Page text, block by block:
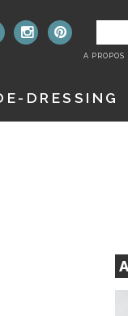
:
A PROPOS
DRESSING